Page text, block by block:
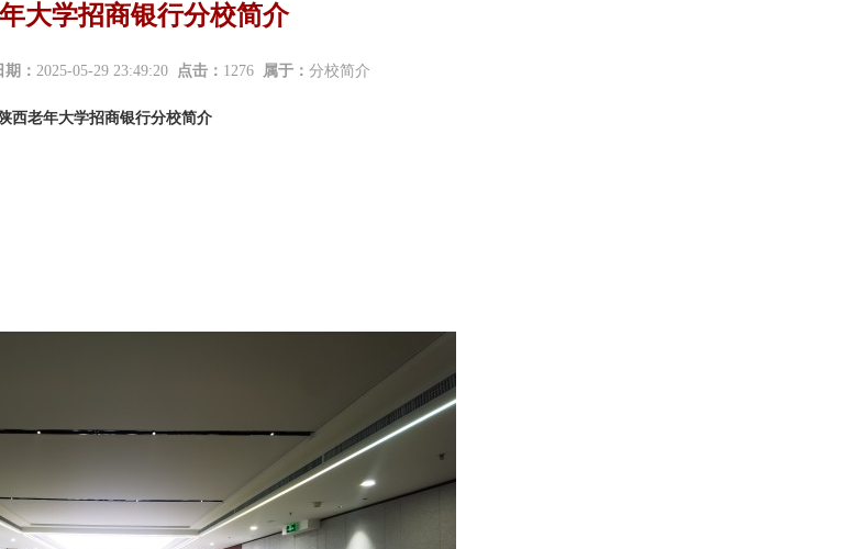
大学招商银行分校简介
期： 2025-05-29 23:49:20 点击： 1276 属于： 分校简介
陕西老年大学招商银行分校简介